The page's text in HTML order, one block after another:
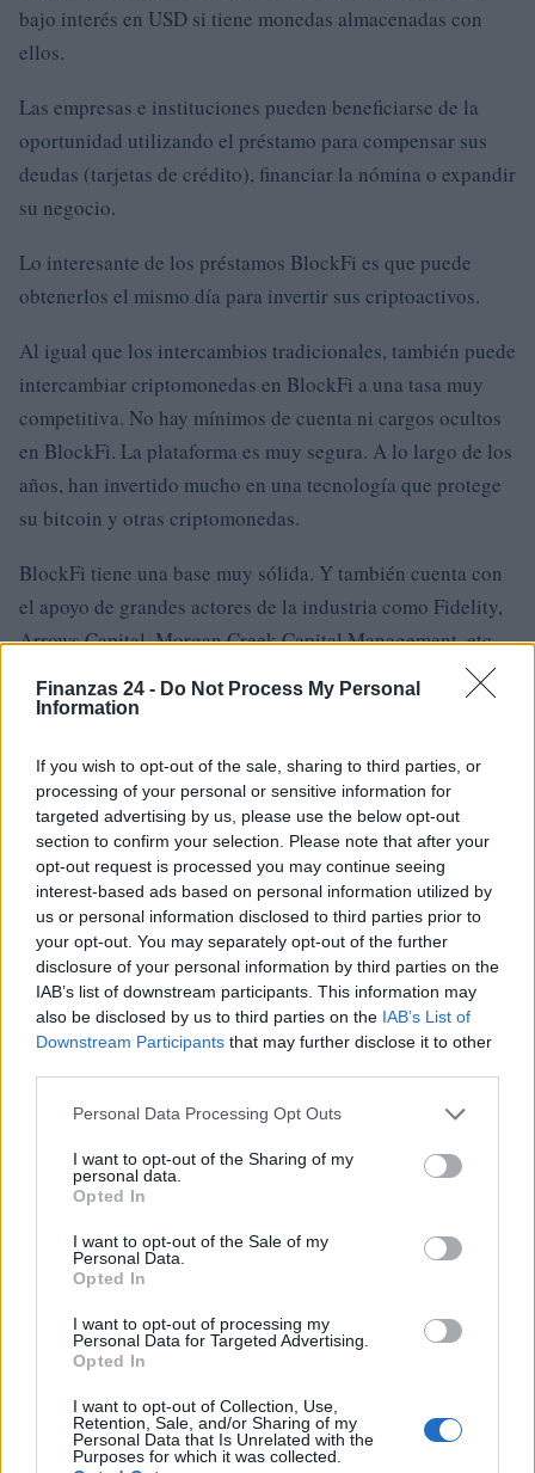
Finanzas 24 - Do Not Process My Personal
Information
If you wish to opt-out of the sale, sharing to third parties, or
processing of your personal or sensitive information for
targeted advertising by us, please use the below opt-out
section to confirm your selection. Please note that after your
opt-out request is processed you may continue seeing
interest-based ads based on personal information utilized by
us or personal information disclosed to third parties prior to
your opt-out. You may separately opt-out of the further
disclosure of your personal information by third parties on the
IAB’s list of downstream participants. This information may
also be disclosed by us to third parties on the IAB’s List of
Downstream Participants that may further disclose it to other
Please note that this website/app uses one or more Google
not limited to your visit or usage behaviour. You may click to
grant or deny consent to Google and its third-party tags to
use your data for below specified purposes in below Google
consent section.
Personal Data Processing Opt Outs
I want to opt-out of the Sharing of my
personal data.
Opted In
I want to opt-out of the Sale of my
Personal Data.
Opted In
I want to opt-out of processing my
Personal Data for Targeted Advertising.
Opted In
I want to opt-out of Collection, Use,
Retention, Sale, and/or Sharing of my
Personal Data that Is Unrelated with the
Purposes for which it was collected.
bajo interés en USD si tiene monedas almacenadas con
ellos.
Las empresas e instituciones pueden beneficiarse de la
oportunidad utilizando el préstamo para compensar sus
deudas (tarjetas de crédito), financiar la nómina o expandir
su negocio.
Lo interesante de los préstamos BlockFi es que puede
obtenerlos el mismo día para invertir sus criptoactivos.
Al igual que los intercambios tradicionales, también puede
intercambiar criptomonedas en BlockFi a una tasa muy
competitiva. No hay mínimos de cuenta ni cargos ocultos
en BlockFi. La plataforma es muy segura. A lo largo de los
años, han invertido mucho en una tecnología que protege
su bitcoin y otras criptomonedas.
BlockFi tiene una base muy sólida. Y también cuenta con
el apoyo de grandes actores de la industria como Fidelity,
Arrows Capital, Morgan Creek Capital Management, etc.
Puede invertir cualquier cantidad de criptografía con ellos.
asegurarse de no decepcionar a los titulares de cuentas,
BlockFi mantiene una cartera apreciable de préstamos con
garantía insuficiente. También custodian parte de sus
reservas en Géminis. Gemini es una plataforma de
intercambio de criptografía de terceros totalmente
regulada que es famosa por su legitimidad y
transparencia.
BlockFi es el mejor banco de criptomonedas en este
momento, y el futuro parece brillante para ellos. En los
próximos años, serán una corporación financiera a tiempo
completo, solo que sus servicios estarán respaldados por
criptografía.
Pronto, obtendrá una tarjeta de crédito de recompensa
cada vez que abra una cuenta y almacene monedas en la
plataforma. Puede utilizar una tarjeta de crédito para
transacción.
Tarifas
BlockFi ofrece excelentes tasas de ahorro y préstamo de